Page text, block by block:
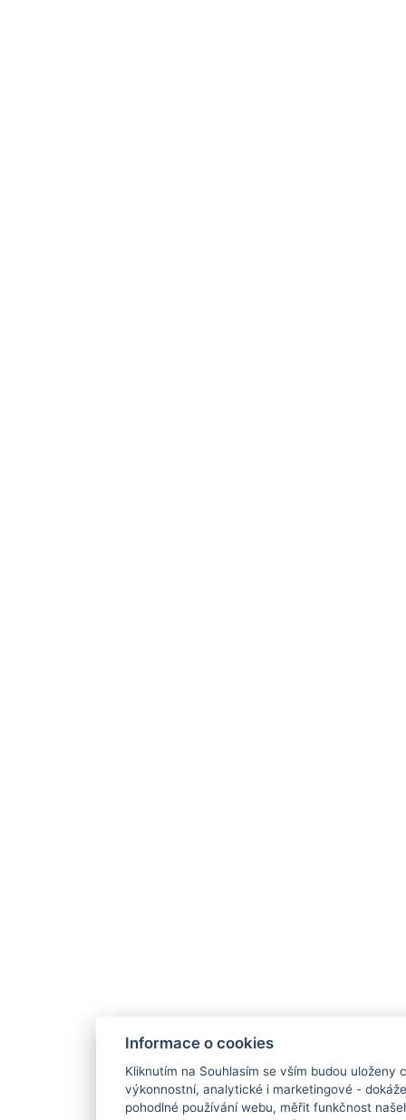
Informace o cookies
Kliknutím na Souhlasím se vším budou uloženy
výkonnostní, analytické i marketingové -
pohodlné používání webu, měřit funkčnost